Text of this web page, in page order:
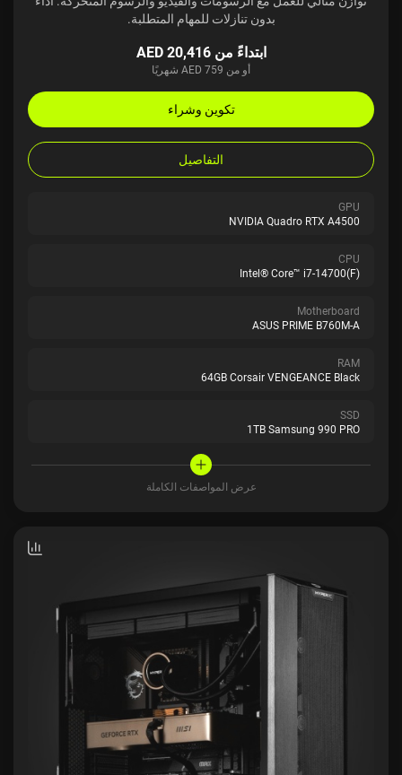
بدون تنازلات للمهام المتطلبة.
ابتداءً من AED 20,416
أو من AED 759 شهريًا
تكوين وشراء
التفاصيل
GPU
NVIDIA Quadro RTX A4500
CPU
Intel® Core™ i7-14700(F)
Motherboard
ASUS PRIME B760M-A
RAM
64GB Corsair VENGEANCE Black
SSD
1TB Samsung 990 PRO
عرض المواصفات الكاملة